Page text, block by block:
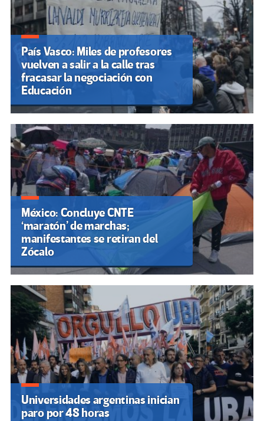
País Vasco: Miles de profesores
vuelven a salir a la calle tras
fracasar la negociación con
Educación
México: Concluye CNTE
‘maratón’ de marchas;
manifestantes se retiran del
Zócalo
Universidades argentinas inician
paro por 48 horas